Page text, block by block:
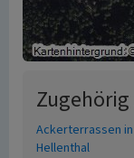
Zugehörig
Ackerterrassen
Hellenthal